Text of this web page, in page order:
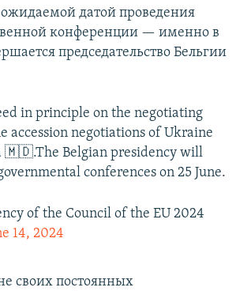
датой проведения
конференции — именно в
председательство Бельгии
in principle on the negotiating
accession negotiations of Ukraine
Belgian presidency will
conferences on 25 June.
of the Council of the EU 2024
14, 2024
своих постоянных